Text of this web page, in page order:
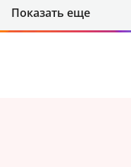
Показать еще